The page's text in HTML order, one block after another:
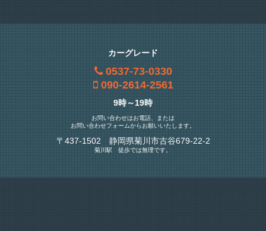
カーグレード
0537-73-0330
090-2614-2561
9時～19時
お問い合わせはお電話、または
お問い合わせフォームからお願いいたします。
〒437-1502 静岡県菊川市古谷679-22-2
菊川駅 徒歩では無理です。